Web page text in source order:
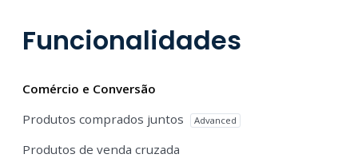
Funcionalidades
Comércio e Conversão
Produtos comprados juntos
Advanced
Produtos de venda cruzada